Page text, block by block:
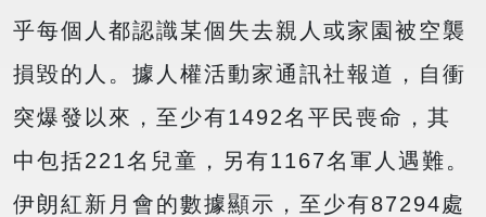
乎每個人都認識某個失去親人或家園被空襲
損毀的人。據人權活動家通訊社報道，自衝
突爆發以來，至少有1492名平民喪命，其
中包括221名兒童，另有1167名軍人遇難。
伊朗紅新月會的數據顯示，至少有87294處